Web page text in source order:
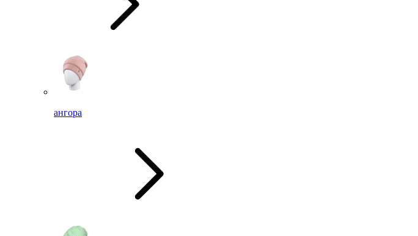
ангора